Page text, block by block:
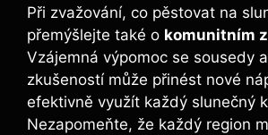
Při zvažování, co pěstovat na
přemýšlejte také o komunitním
Vzájemná výpomoc se sousedy
zkušeností může přinést nové
efektivně využít každý slunečný
Nezapomeňte, že každý region